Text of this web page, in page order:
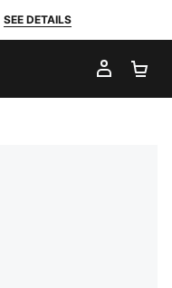
SEE DETAILS
MI